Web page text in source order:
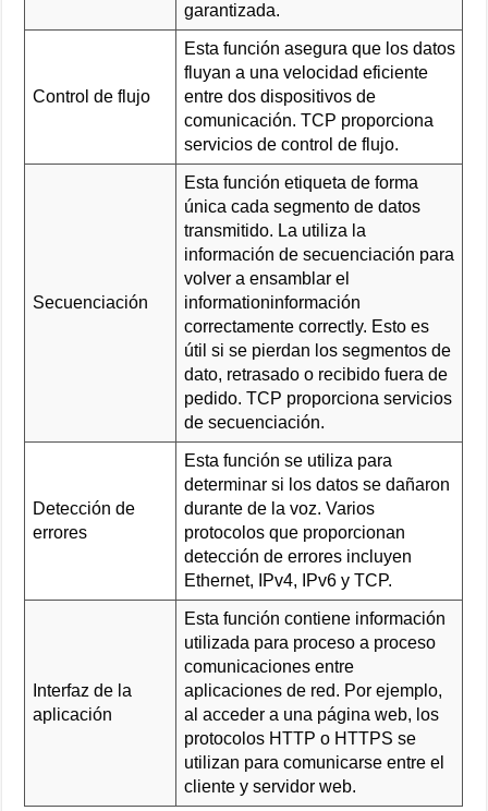
garantizada.
Control de flujo
Esta función asegura que los datos
fluyan a una velocidad eficiente
entre dos dispositivos de
comunicación. TCP proporciona
servicios de control de flujo.
Secuenciación
Esta función etiqueta de forma
única cada segmento de datos
transmitido. La utiliza la
información de secuenciación para
volver a ensamblar el
informationinformación
correctamente correctly. Esto es
útil si se pierdan los segmentos de
dato, retrasado o recibido fuera de
pedido. TCP proporciona servicios
de secuenciación.
Detección de
errores
Esta función se utiliza para
determinar si los datos se dañaron
durante de la voz. Varios
protocolos que proporcionan
detección de errores incluyen
Ethernet, IPv4, IPv6 y TCP.
Interfaz de la
aplicación
Esta función contiene información
utilizada para proceso a proceso
comunicaciones entre
aplicaciones de red. Por ejemplo,
al acceder a una página web, los
protocolos HTTP o HTTPS se
utilizan para comunicarse entre el
cliente y servidor web.